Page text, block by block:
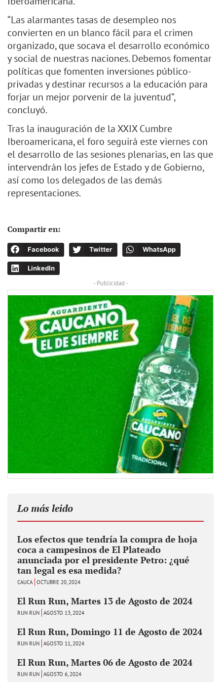
“Las alarmantes tasas de desempleo nos
convierten en un blanco fácil para el crimen
organizado, que socava el desarrollo económico
y social de nuestras naciones. Debemos fomentar
políticas que fomenten inversiones público-
privadas y destinar recursos a la educación para
forjar un mejor porvenir de la juventud”,
concluyó.
Tras la inauguración de la XXIX Cumbre
Iberoamericana, el foro seguirá este viernes con
el desarrollo de las sesiones plenarias, en las que
intervendrán los jefes de Estado y de Gobierno,
así como los delegados de las demás
representaciones.
Compartir en:
Facebook Twitter WhatsApp
LinkedIn
- Publicidad -
Lo más leido
Los efectos que tendría la compra de hoja
coca a campesinos de El Plateado
anunciada por el presidente Petro: ¿qué
tan legal es esa medida?
CAUCA OCTUBRE 20, 2024
El Run Run, Martes 13 de Agosto de 2024
RUN RUN AGOSTO 13, 2024
El Run Run, Domingo 11 de Agosto de 2024
RUN RUN AGOSTO 11, 2024
El Run Run, Martes 06 de Agosto de 2024
RUN RUN AGOSTO 6, 2024